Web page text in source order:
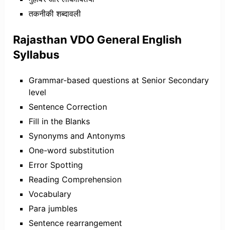
तकनीकी शब्दावली
Rajasthan VDO General English
Syllabus
Grammar-based questions at Senior Secondary
level
Sentence Correction
Fill in the Blanks
Synonyms and Antonyms
One-word substitution
Error Spotting
Reading Comprehension
Vocabulary
Para jumbles
Sentence rearrangement